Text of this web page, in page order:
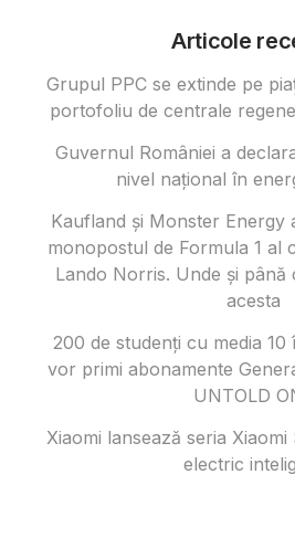
Articole
Grupul PPC se extinde pe
portofoliu de centrale
Guvernul României a
nivel național în
Kaufland și Monster Energy
monopostul de Formula 1 al
Lando Norris. Unde și
acesta
200 de studenți cu media 10
vor primi abonamente
UNTOLD
Xiaomi lansează seria
electric